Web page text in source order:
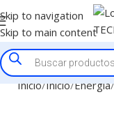
Skip to navigation
Skip to main content
Inicio Inicio Energía